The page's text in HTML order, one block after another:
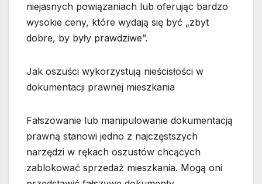
niejasnych powiązaniach lub oferując bardzo
wysokie ceny, które wydają się być „zbyt
dobre, by były prawdziwe”.
Jak oszuści wykorzystują nieścisłości w
dokumentacji prawnej mieszkania
Fałszowanie lub manipulowanie dokumentacją
prawną stanowi jedno z najczęstszych
narzędzi w rękach oszustów chcących
zablokować sprzedaż mieszkania. Mogą oni